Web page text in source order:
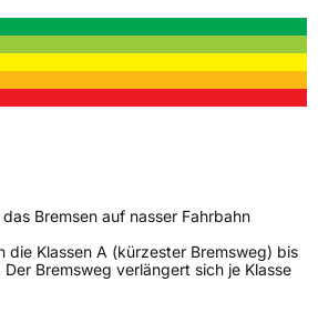
Bremsen auf nasser Fahrbahn
die Klassen A (kürzester Bremsweg) bis
Bremsweg verlängert sich je Klasse